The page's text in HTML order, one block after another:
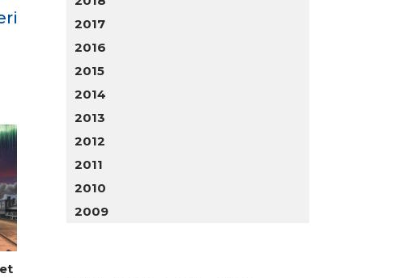
2017
2016
2015
2014
2013
2012
2011
2010
2009